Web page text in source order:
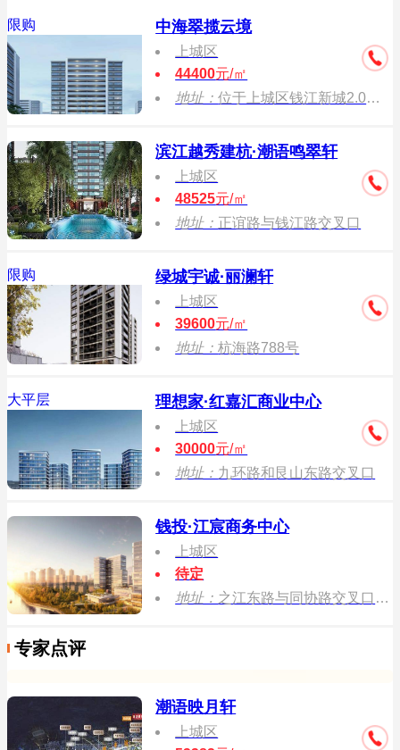
限购 中海翠揽云境
上城区
44400元/㎡
地址：位于上城区钱江新城2.0，东至三官塘路，南至华家竹园路，西侧市政绿地，北至红建街
滨江越秀建杭·潮语鸣翠轩
上城区
48525元/㎡
地址： 正谊路与钱江路交叉口
限购 绿城宇诚·丽澜轩
上城区
39600元/㎡
地址：杭海路788号
大平层 理想家·红嘉汇商业中心
上城区
30000元/㎡
地址： 九环路和艮山东路交叉口
钱投·江宸商务中心
上城区
待定
地址： 之江东路与同协路交叉口钱江新城二期建设指挥部1楼
专家点评
潮语映月轩
上城区